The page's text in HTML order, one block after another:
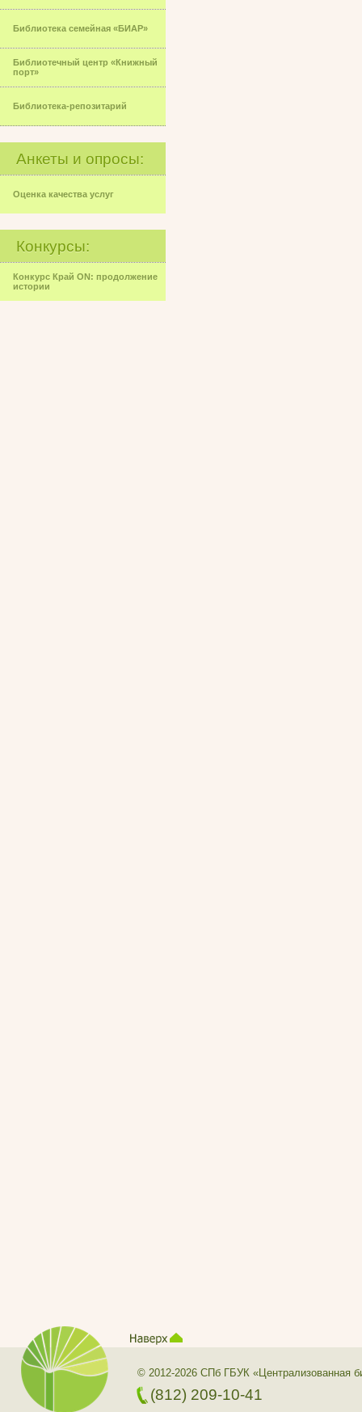
Библиотека семейная «БИАР»
Библиотечный центр «Книжный
порт»
Библиотека-репозитарий
Анкеты и опросы:
Оценка качества услуг
Конкурсы:
Конкурс Край ON: продолжение
истории
© 2012-2026 СПб ГБУК «Централизованная
(812) 209-10-41